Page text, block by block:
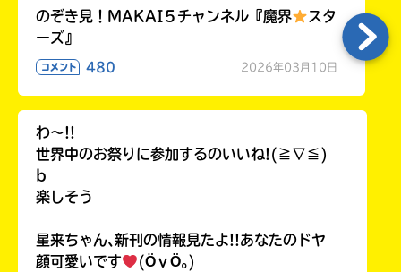
のぞき見！MAKAI５チャンネル『魔界
スタ
ーズ』
コメント 480 2026年03月10日
わ〜!!
世界中のお祭りに参加するのいいね!(≧∇≦)
b
楽しそう
星来ちゃん､新刊の情報見たよ!!あなたのドヤ
顔可愛いです
(ӦｖӦ｡)